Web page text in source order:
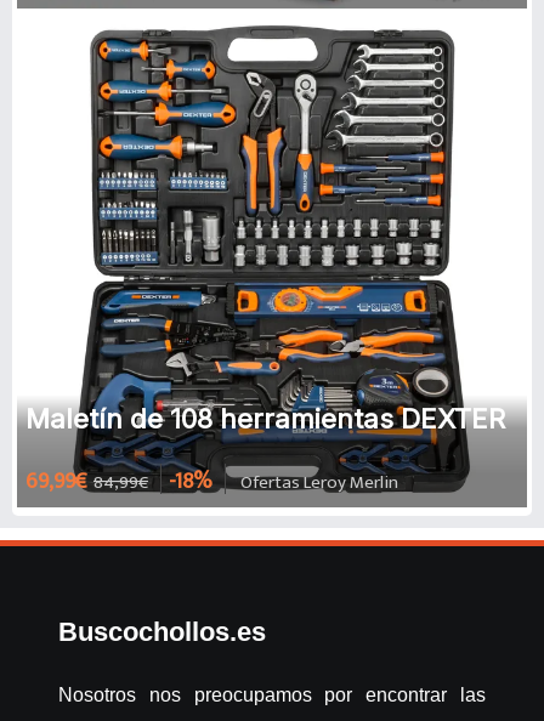
Maletín de 108 herramientas DEXTER
69,99€ 84,99€ -18% Ofertas Leroy Merlin
Buscochollos.es
Nosotros nos preocupamos por encontrar las